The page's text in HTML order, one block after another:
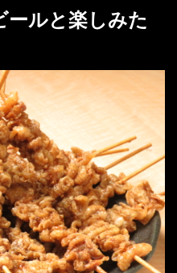
ールと楽しみた